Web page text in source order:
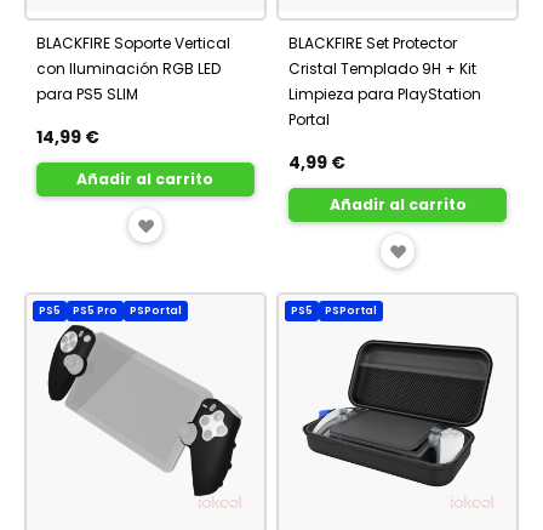
BLACKFIRE Soporte Vertical
con Iluminación RGB LED
para PS5 SLIM
14,99 €
Añadir al carrito
FAVORITOS
BLACKFIRE Set Protector
Cristal Templado 9H + Kit
Limpieza para PlayStation
Portal
4,99 €
Añadir al carrito
PS5 PS5 Pro PSPortal PS5 PSPortal